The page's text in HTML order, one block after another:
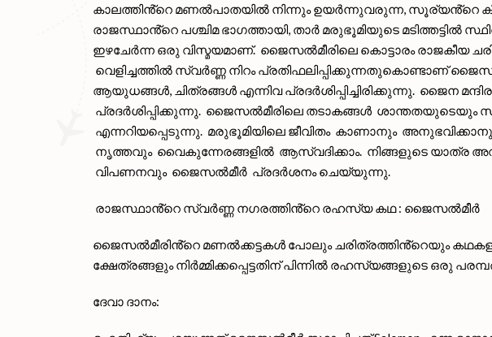
കാലത്തിൻ്റെ മണൽപാതയിൽ നിന്നും ഉയർന്നുവരുന്ന, സൂര്യൻ്റെ
രാജസ്ഥാൻ്റെ പശ്ചിമ ഭാഗത്തായി, താർ മരുഭൂമിയുടെ
ഇഴചേർന്ന ഒരു വിസ്മയമാണ്. ജൈസൽമീരിലെ കൊട്ടാരം രാജകീയ
വെളിച്ചത്തിൽ സ്വർണ്ണ നിറം പ്രതിഫലിപ്പിക്കുന്നതുകൊണ്ടാണ്
ആയുധങ്ങൾ, ചിത്രങ്ങൾ എന്നിവ പ്രദർശിപ്പിച്ചിരിക്കുന്നു. ജൈന
പ്രദർശിപ്പിക്കുന്നു. ജൈസൽമീരിലെ തടാകങ്ങൾ
എന്നറിയപ്പെടുന്നു. മരുഭൂമിയിലെ ജീവിതം കാണാനും
നൃത്തവും വൈകുന്നേരങ്ങളിൽ ആസ്വദിക്കാം. നിങ്ങളുടെ യാത്ര
വിപണനവും ജൈസൽമീർ പ്രദർശനം ചെയ്യുന്നു.
രാജസ്ഥാൻ്റെ സ്വർണ്ണ നഗരത്തിൻ്റെ രഹസ്യ കഥ : ജൈസൽമീർ
ജൈസൽമീരിൻ്റെ മണൽക്കട്ടകൾ പോലും ചരിത്രത്തിൻ്റെയും
ക്ഷേത്രങ്ങളും നിർമ്മിക്കപ്പെട്ടതിന് പിന്നിൽ രഹസ്യങ്ങളുടെ ഒരു
ദേവാ ദാനം: